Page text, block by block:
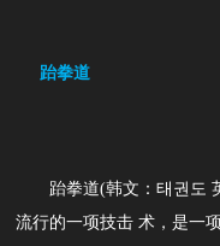
跆拳道
跆拳道(韩文：태권도 英
流行的一项技击 术，是一